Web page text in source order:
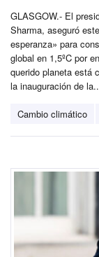
GLASGOW.- El
Sharma, aseguró
esperanza» para
global en 1,5ºC por
querido planeta está
la inauguración de
Cambio climático